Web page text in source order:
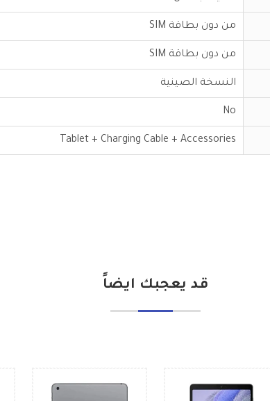
من دون بطاقة SIM
من دون بطاقة SIM
النسخة الصينية
No
Tablet + Charging Cable + Accessories
قد يعجبك ايضاً